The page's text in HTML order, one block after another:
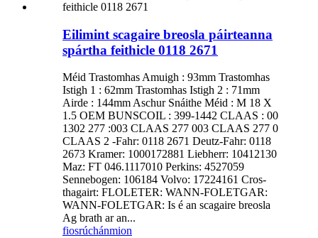
Eilimint scagaire breosla páirteanna
spártha feithicle 0118 2671
Méid Trastomhas Amuigh : 93mm Trastomhas
Istigh 1 : 62mm Trastomhas Istigh 2 : 71mm
Airde : 144mm Aschur Snáithe Méid : M 18 X
1.5 OEM BUNSCOIL : 399-1442 CLAAS : 00
1302 277 :003 CLAAS 277 003 CLAAS 277 0
CLAAS 2 -Fahr: 0118 2671 Deutz-Fahr: 0118
2673 Kramer: 1000172881 Liebherr: 10412130
Maz: FT 046.1117010 Perkins: 4527059
Sennebogen: 106184 Volvo: 17224161 Cros-
thagairt: FLOLETER: WANN-FOLETGAR:
WANN-FOLETGAR: Is é an scagaire breosla
Ag brath ar an...
fiosrúchánmion